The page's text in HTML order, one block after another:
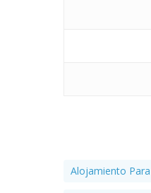
Alojamiento